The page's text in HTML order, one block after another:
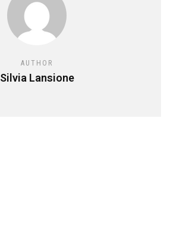
AUTHOR
Silvia Lansione